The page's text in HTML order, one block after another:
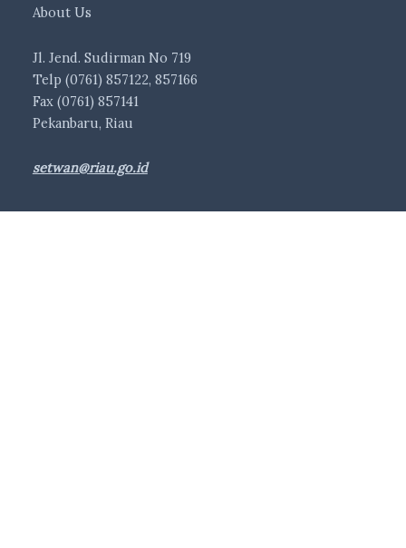
About Us
Jl. Jend. Sudirman No 719
Telp (0761) 857122, 857166
Fax (0761) 857141
Pekanbaru, Riau
setwan@riau.go.id